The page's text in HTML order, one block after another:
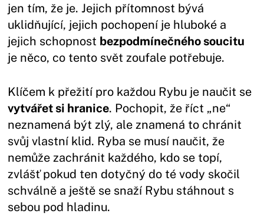
jen tím, že je. Jejich přítomnost bývá
uklidňující, jejich pochopení je hluboké a
jejich schopnost bezpodmínečného soucitu
je něco, co tento svět zoufale potřebuje.
Klíčem k přežití pro každou Rybu je naučit se
vytvářet si hranice. Pochopit, že říct „ne“
neznamená být zlý, ale znamená to chránit
svůj vlastní klid. Ryba se musí naučit, že
nemůže zachránit každého, kdo se topí,
zvlášť pokud ten dotyčný do té vody skočil
schválně a ještě se snaží Rybu stáhnout s
sebou pod hladinu.